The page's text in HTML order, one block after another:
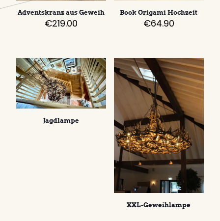
Adventskranz aus Geweih
€219.00
Book Origami Hochzeit
€64.90
Jagdlampe
XXL-Geweihlampe